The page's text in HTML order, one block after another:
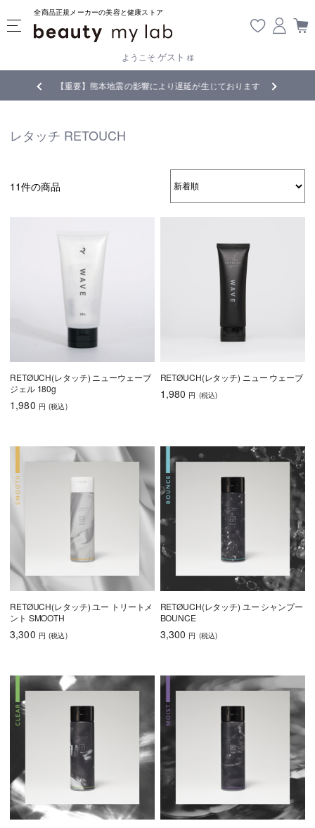
全商品正規メーカーの美容と健康ストア
ようこそ ゲスト 様
【重要】熊本地震の影響により遅延が生じております
レタッチ RETOUCH
11件の商品
RETØUCH(レタッチ) ニューウェーブ
ジェル 180g
1,980 円 (税込)
RETØUCH(レタッチ) ニュー ウェーブ
1,980 円 (税込)
RETØUCH(レタッチ) ユー トリートメ
ント SMOOTH
3,300 円 (税込)
RETØUCH(レタッチ) ユー シャンプー
BOUNCE
3,300 円 (税込)